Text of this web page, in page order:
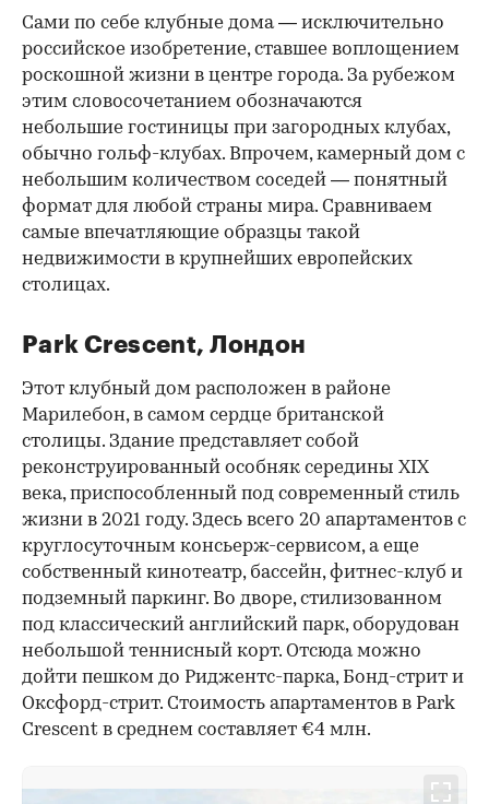
Сами по себе клубные дома — исключительно
российское изобретение, ставшее воплощением
роскошной жизни в центре города. За рубежом
этим словосочетанием обозначаются
небольшие гостиницы при загородных клубах,
обычно гольф-клубах. Впрочем, камерный дом с
небольшим количеством соседей — понятный
формат для любой страны мира. Сравниваем
самые впечатляющие образцы такой
недвижимости в крупнейших европейских
столицах.
00:00 / 00:00
Park Crescent, Лондон
Этот клубный дом расположен в районе
Марилебон, в самом сердце британской
столицы. Здание представляет собой
реконструированный особняк середины XIX
века, приспособленный под современный стиль
жизни в 2021 году. Здесь всего 20 апартаментов с
круглосуточным консьерж-сервисом, а еще
собственный кинотеатр, бассейн, фитнес-клуб и
подземный паркинг. Во дворе, стилизованном
под классический английский парк, оборудован
небольшой теннисный корт. Отсюда можно
дойти пешком до Риджентс-парка, Бонд-стрит и
Оксфорд-стрит. Стоимость апартаментов в Park
Crescent в среднем составляет €4 млн.